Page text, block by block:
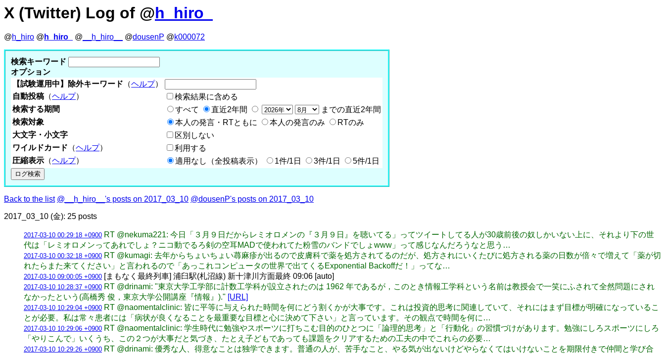
X (Twitter) Log of @h_hiro_
@h_hiro @ h_hiro_ @ __h_hiro__ @dousenP @k000072
検索キーワード
オプション
【試験運用中】除外キーワード （ヘルプ）
自動投稿 （ヘルプ）
検索結果に含める
検索する期間
すべて 直近2年間
までの直近2年間
検索対象
本人の発言・RTともに 本人の発言のみ
RTのみ
大文字・小文字
区別しない
ワイルドカード （ヘルプ）
利用する
圧縮表示 （ヘルプ） 適用なし（全投稿表示） 1件/1日 3件/1日 5件/1日
Back to the list @__h_hiro__'s posts on 2017_03_10 @dousenP's posts on 2017_03_10
2017_03_10 (金): 25 posts
2017-03-10 00:29:18 +0900 RT @nekuma221: 今日「３月９日だからレミオロメンの『３月９日』を聴いてる」ってツイートしてる人が30歳前後の奴しかいない上に、それより下の世
代は「レミオロメンってあれでしょ？ニコ動でるろ剣の空耳MADで使われてた粉雪のバンドでしょwww」って感じなんだろうなと思う…
2017-03-10 00:32:18 +0900 RT @kumagi: 去年からちょいちょい蕁麻疹が出るので皮膚科で薬を処方されてるのだが、処方されにいくたびに処方される薬の日数が倍々で増えて「薬が切
れたらまた来てください」と言われるので「あっこれコンピュータの世界で出てくるExponential Backoffだ！」ってな…
2017-03-10 09:00:05 +0900 [まもなく最終列車] 浦臼駅(札沼線) 新十津川方面最終 09:06 [auto]
2017-03-10 10:28:37 +0900 RT @drinami: "東京大学工学部に計数工学科が設立されたのは 1962 年であるが，このとき情報工学科という名前は教授会で一笑にふされて全然問題にされ
なかったという(高橋秀 俊，東京大学公開講座『情報』)." [URL]
2017-03-10 10:29:04 +0900 RT @naomentalclinic: 皆に平等に与えられた時間を何にどう割くかが大事です。これは投資的思考に関連していて、それにはまず目標が明確になっているこ
とが必要。私は常々患者には「病状が良くなることを最重要な目標と心に決めて下さい」と言っています。その観点で時間を何に…
2017-03-10 10:29:06 +0900 RT @naomentalclinic: 学生時代に勉強やスポーツに打ちこむ目的のひとつに「論理的思考」と「行動化」の習慣づけがあります。勉強にしろスポーツにしろ
「やりこんで」いくうち、この２つが大事だと気づき、たとえ子どもであっても課題をクリアするための工夫の中でこれらの必要…
2017-03-10 10:29:26 +0900 RT @drinami: 優秀な人、得意なことは独学できます。普通の人が、苦手なこと、やる気が出ないけどやらなくてはいけないことを期限付きで仲間と学び合